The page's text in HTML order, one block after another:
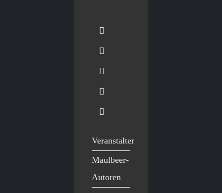
Veranstalter
Maulbeer-
Autoren